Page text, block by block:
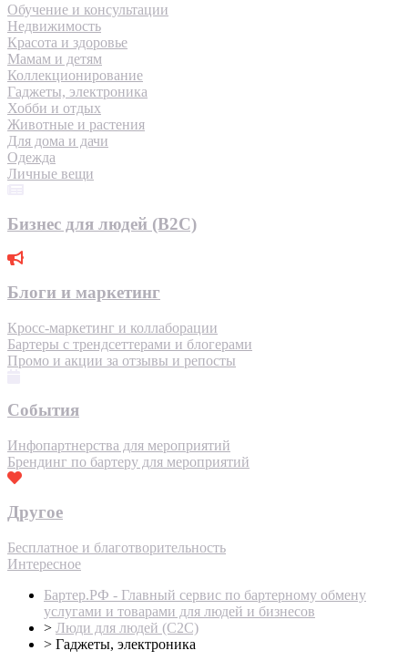
Обучение и консультации
Недвижимость
Красота и здоровье
Мамам и детям
Коллекционирование
Гаджеты, электроника
Хобби и отдых
Животные и растения
Для дома и дачи
Одежда
Личные вещи
Бизнес для людей (B2C)
Блоги и маркетинг
Кросс-маркетинг и коллаборации
Бартеры с трендсеттерами и блогерами
Промо и акции за отзывы и репосты
События
Инфопартнерства для мероприятий
Брендинг по бартеру для мероприятий
Другое
Бесплатное и благотворительность
Интересное
Бартер.РФ - Главный сервис по бартерному обмену
услугами и товарами для людей и бизнесов
> Люди для людей (С2С)
> Гаджеты, электроника